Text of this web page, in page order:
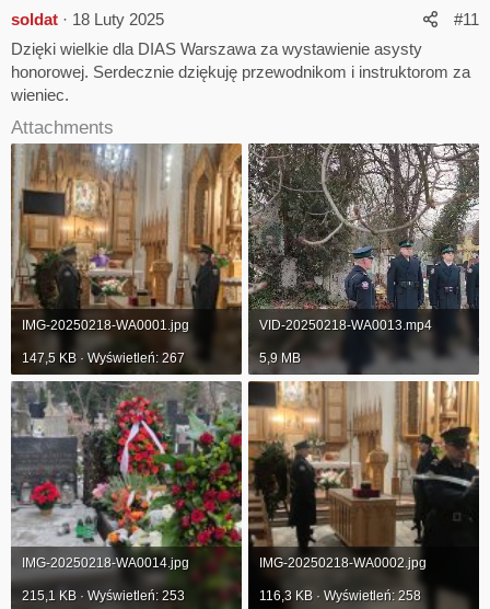
c
i
o
n
:
soldat 18 Luty 2025
#11
Dzięki wielkie dla DIAS Warszawa za wystawienie asysty
honorowej. Serdecznie dziękuję przewodnikom i instruktorom za
wieniec.
Attachments
IMG-20250218-WA0001.jpg
147,5 KB · Wyświetleń: 267
VID-20250218-WA0013.mp4
5,9 MB
IMG-20250218-WA0014.jpg
215,1 KB · Wyświetleń: 253
IMG-20250218-WA0002.jpg
116,3 KB · Wyświetleń: 258